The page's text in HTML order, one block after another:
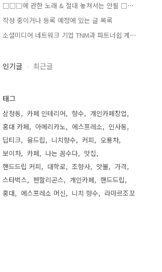
□□□에 관한 노래 & 절대 놓쳐서는 안될 □⋯
작성 중이거나 등록 예정에 있는 글 목록
소셜미디어 네트워크 기업 TNM과 파트너쉽 계⋯
인기글 최근글
태그
삼청동 카페 인테리어 향수
개인카페창업
홍대 카페
아메리카노 에스프레소
인사동
딥티크
융드립 니치향수 커피
오룡차
보이차
카페 나는 꼼수다
맛집
핸드드립 커피
대학로 조향사 맛볼
가격
스타벅스
펜할리곤스 개인카페
핸드드립
홍대
에스프레소 머신 니치 향수 라마르조꼬